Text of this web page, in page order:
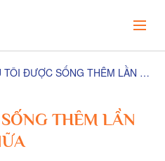
NẾU TÔI ĐƯỢC SỐNG THÊM LẦN NỮA
THÊM LẦN